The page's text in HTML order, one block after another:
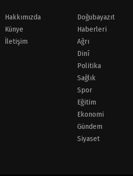
Hakkımızda
Künye
İletişim
Doğubayazıt
Haberleri
Ağrı
Dinî
Politika
Sağlık
Spor
Eğitim
Ekonomi
Gündem
Siyaset